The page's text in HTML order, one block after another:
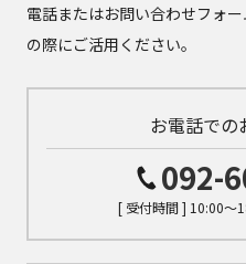
電話またはお問い合わせフォ
の際にご活用ください。
お電話での
092-
[ 受付時間 ] 10:00～